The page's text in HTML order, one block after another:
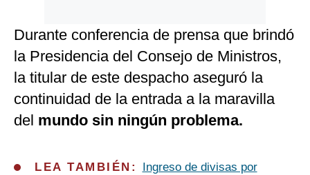
Durante conferencia de prensa que brindó
la Presidencia del Consejo de Ministros,
la titular de este despacho aseguró la
continuidad de la entrada a la maravilla
del mundo sin ningún problema.
LEA TAMBIÉN:
Ingreso de divisas por